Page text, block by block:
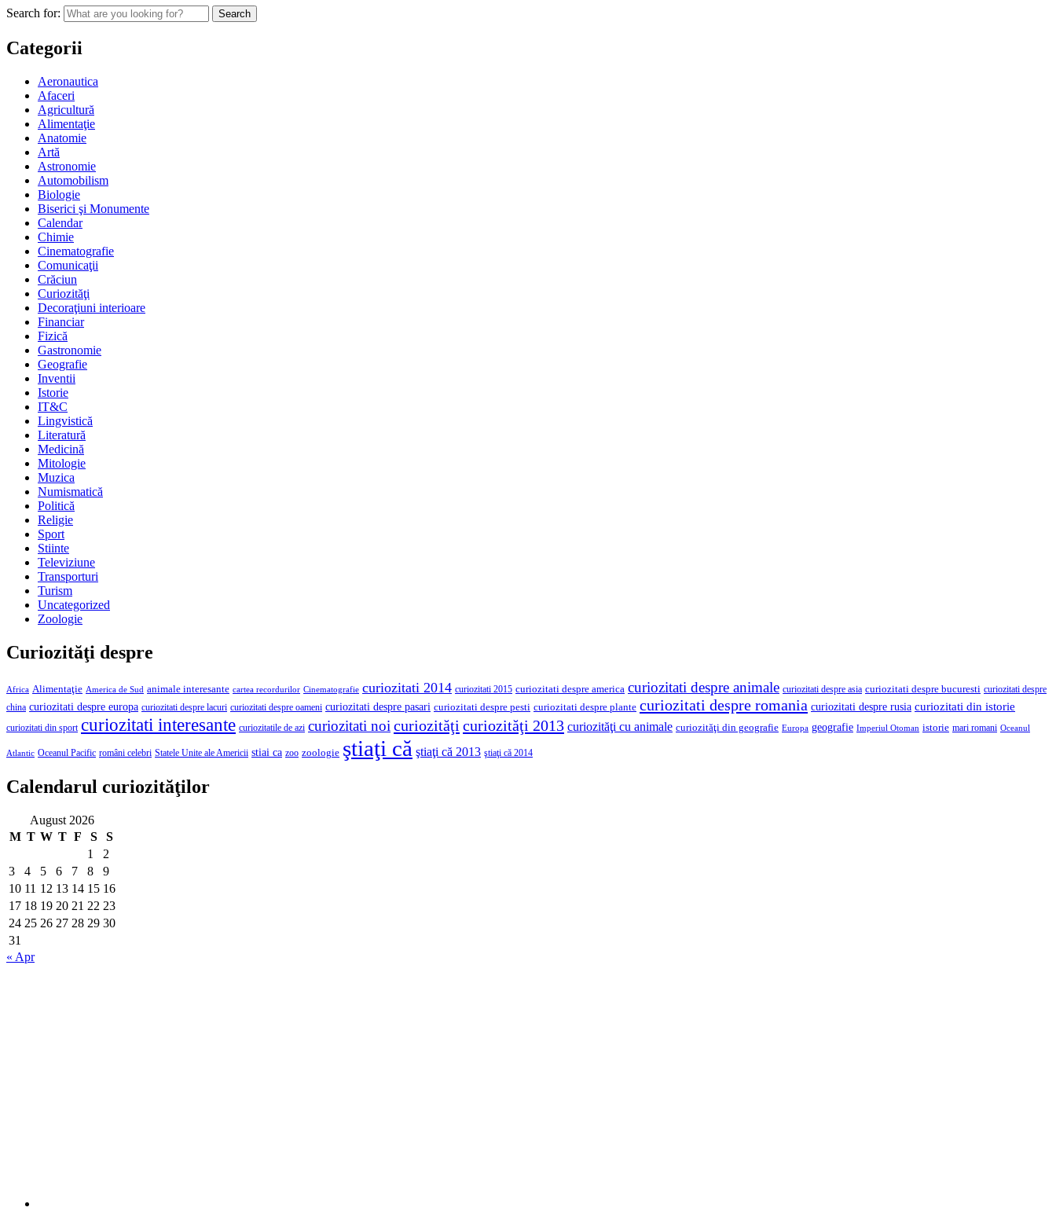
Search for:
Categorii
Aeronautica
Afaceri
Agricultură
Alimentaţie
Anatomie
Artă
Astronomie
Automobilism
Biologie
Biserici şi Monumente
Calendar
Chimie
Cinematografie
Comunicaţii
Crăciun
Curiozităţi
Decoraţiuni interioare
Financiar
Fizică
Gastronomie
Geografie
Inventii
Istorie
IT&C
Lingvistică
Literatură
Medicină
Mitologie
Muzica
Numismatică
Politică
Religie
Sport
Stiinte
Televiziune
Transporturi
Turism
Uncategorized
Zoologie
Curiozităţi despre
Africa Alimentaţie America de Sud animale interesante cartea recordurilor Cinematografie curiozitati 2014 curiozitati 2015 curiozitati despre america curiozitati despre animale curiozitati despre asia curiozitati despre bucuresti curiozitati despre
china curiozitati despre europa curiozitati despre lacuri curiozitati despre oameni curiozitati despre pasari curiozitati despre pesti curiozitati despre plante curiozitati despre romania curiozitati despre rusia curiozitati din istorie
curiozitati din sport curiozitati interesante curiozitatile de azi curiozitati noi curiozităţi curiozităţi 2013 curiozităţi cu animale curiozităţi din geografie Europa geografie Imperiul Otoman istorie mari romani Oceanul
Atlantic Oceanul Pacific români celebri Statele Unite ale Americii stiai ca zoo zoologie ştiaţi că ştiaţi că 2013 ştiaţi că 2014
Calendarul curiozităţilor
August 2026
M T W T F S
S
1
2
3
4 5 6 7 8
9
10 11 12 13 14 15 16
17 18 19 20 21 22 23
24 25 26 27 28 29 30
31
« Apr